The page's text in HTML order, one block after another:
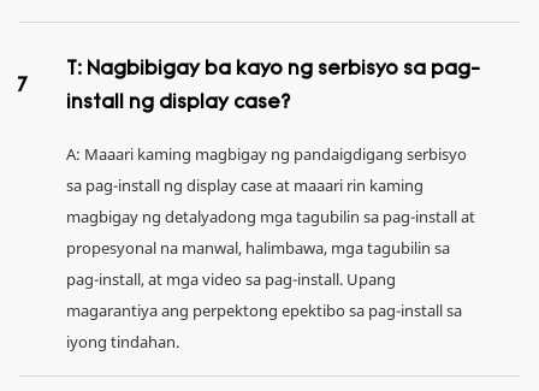
7
T: Nagbibigay ba kayo ng serbisyo sa pag-
install ng display case?
A: Maaari kaming magbigay ng pandaigdigang serbisyo
sa pag-install ng display case at maaari rin kaming
magbigay ng detalyadong mga tagubilin sa pag-install at
propesyonal na manwal, halimbawa, mga tagubilin sa
pag-install, at mga video sa pag-install. Upang
magarantiya ang perpektong epektibo sa pag-install sa
iyong tindahan.